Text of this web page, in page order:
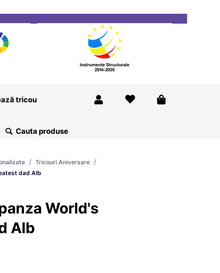
tricou
/ Tricouri Aniversare /
dad Alb
World's
Alb